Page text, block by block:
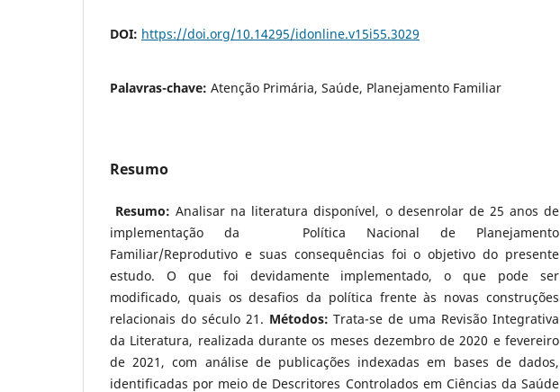
DOI: https://doi.org/10.14295/idonline.v15i55.3029
Palavras-chave: Atenção Primária, Saúde, Planejamento Familiar
Resumo
Resumo:Analisar na literatura disponível, o desenrolar de 25 anos de
implementação da Política Nacional de Planejamento
Familiar/Reprodutivo e suas consequências foi o objetivo do presente
estudo. O que foi devidamente implementado, o que pode ser
modificado, quais os desafios da política frente às novas construções
relacionais do século 21. Métodos:Trata-se de uma Revisão Integrativa
da Literatura, realizada durante os meses dezembro de 2020 e fevereiro
de 2021, com análise de publicações indexadas em bases de dados,
identificadas por meio de Descritores Controlados em Ciências da Saúde